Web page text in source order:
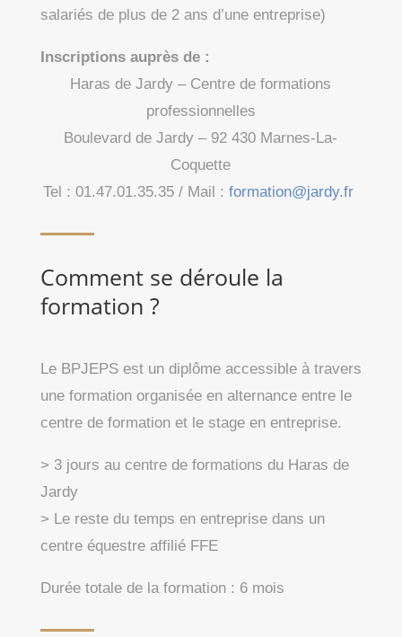
salariés de plus de 2 ans d’une entreprise)
Inscriptions auprès de :
Haras de Jardy – Centre de formations
professionnelles
Boulevard de Jardy – 92 430 Marnes-La-
Coquette
Tel : 01.47.01.35.35 / Mail : formation@jardy.fr
Comment se déroule la
formation ?
Le BPJEPS est un diplôme accessible à travers
une formation organisée en alternance entre le
centre de formation et le stage en entreprise.
> 3 jours au centre de formations du Haras de
Jardy
> Le reste du temps en entreprise dans un
centre équestre affilié FFE
Durée totale de la formation: 6 mois